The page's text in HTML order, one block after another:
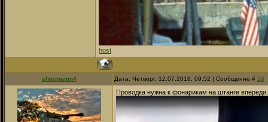
host
shermanm4 Дата: Четверг, 12.07.2018, 09:52 | Сообщение # 28
Проводка нужна к фонарикам на штанге впереди.